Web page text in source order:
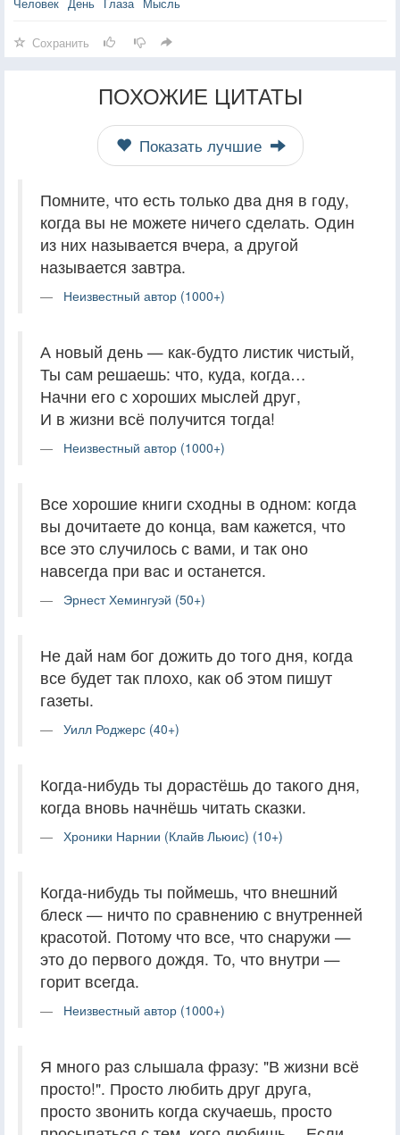
Сохранить
ПОХОЖИЕ ЦИТАТЫ
Показать лучшие
Помните, что есть только два дня в году,
когда вы не можете ничего сделать. Один
из них называется вчера, а другой
называется завтра.
Неизвестный автор (1000+)
А новый день — как-будто листик чистый,
Ты сам решаешь: что, куда, когда…
Начни его с хороших мыслей друг,
И в жизни всё получится тогда!
Неизвестный автор (1000+)
Все хорошие книги сходны в одном: когда
вы дочитаете до конца, вам кажется, что
все это случилось с вами, и так оно
навсегда при вас и останется.
Эрнест Хемингуэй (50+)
Не дай нам бог дожить до того дня, когда
все будет так плохо, как об этом пишут
газеты.
Уилл Роджерс (40+)
Когда-нибудь ты дорастёшь до такого дня,
когда вновь начнёшь читать сказки.
Хроники Нарнии (Клайв Льюис) (10+)
Когда-нибудь ты поймешь, что внешний
блеск — ничто по сравнению с внутренней
красотой. Потому что все, что снаружи —
это до первого дождя. То, что внутри —
горит всегда.
Неизвестный автор (1000+)
Я много раз слышала фразу: "В жизни всё
просто!". Просто любить друг друга,
просто звонить когда скучаешь, просто